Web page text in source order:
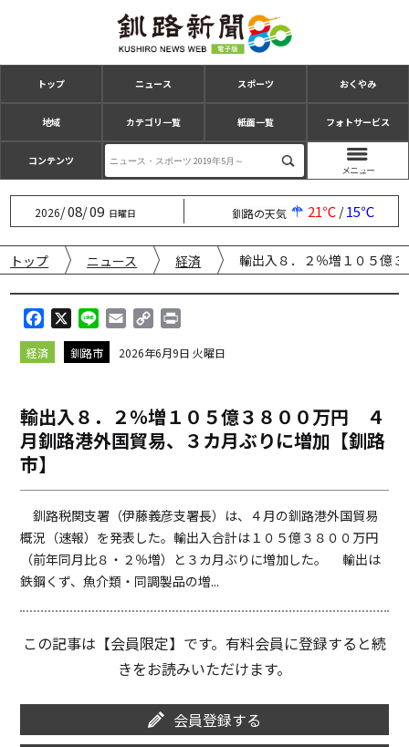
トップ ニュース スポーツ おくやみ
地域 カテゴリ一覧 紙面一覧 フォトサービス
コンテンツ
2026/08/09 日曜日 釧路の天気 21℃/15℃
トップ ニュース 経済 輸出入８．２％増１０５億
a
c
o
o
k
i
n
a
p
i
n
i
経済 釧路市 2026年6月9日 火曜日
輸出入８．２％増１０５億３８００万円 ４
月釧路港外国貿易、３カ月ぶりに増加【釧路
市】
釧路税関支署（伊藤義彦支署長）は、４月の釧路港外国貿易
概況（速報）を発表した。輸出入合計は１０５億３８００万円
（前年同月比８・２％増）と３カ月ぶりに増加した。 輸出は
鉄鋼くず、魚介類・同調製品の増...
この記事は【会員限定】です。有料会員に登録すると続
きをお読みいただけます。
会員登録する